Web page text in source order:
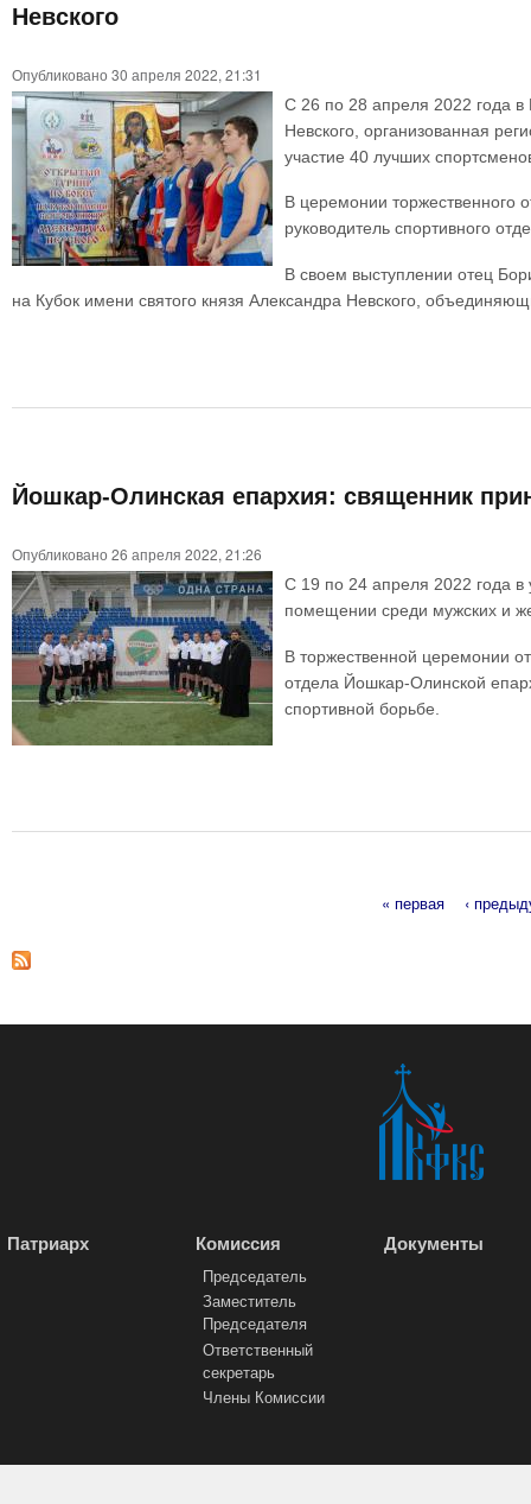
Невского
Опубликовано 30 апреля 2022, 21:31
С 26 по 28 апреля 2022 года в
Невского, организованная
участие 40 лучших
В церемонии торжественного
руководитель спортивного
В своем выступлении отец
на Кубок имени святого князя Александра Невского,
Йошкар-Олинская епархия: священник
Опубликовано 26 апреля 2022, 21:26
С 19 по 24 апреля 2022 года
помещении среди мужских и
В торжественной церемонии
отдела Йошкар-Олинской
спортивной борьбе.
Страницы
« первая ‹
Патриарх Комиссия
Председатель
Заместитель
Председателя
Ответственный
секретарь
Члены Комиссии
Документы